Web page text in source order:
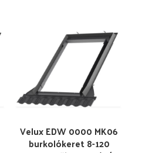
Velux EDW 0000 MK06
burkolókeret 8-120